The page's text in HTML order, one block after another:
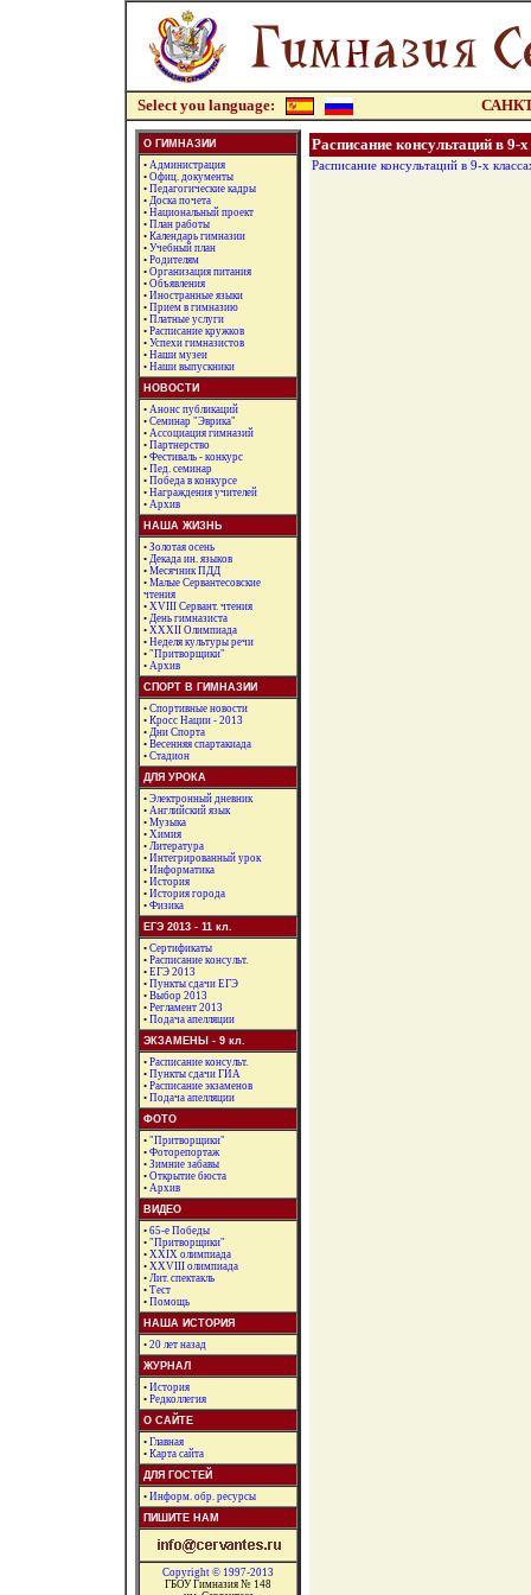
Select you language:
О ГИМНАЗИИ
• Администрация
• Офиц. документы
• Педагогические кадры
• Доска почета
• Национальный проект
• План работы
• Календарь гимназии
• Учебный план
• Родителям
• Организация питания
• Объявления
• Иностранные языки
• Прием в гимназию
• Платные услуги
• Расписание кружков
• Успехи гимназистов
• Наши музеи
• Наши выпускники
НОВОСТИ
• Анонс публикаций
• Семинар "Эврика"
• Ассоциация гимназий
• Партнерство
• Фестиваль - конкурс
• Пед. семинар
• Победа в конкурсе
• Награждения учителей
• Архив
НАША ЖИЗНЬ
• Золотая осень
• Декада ин. языков
• Месячник ПДД
• Малые Сервантесовские
чтения
• XVIII Сервант. чтения
• День гимназиста
• ХХХII Олимпиада
• Неделя культуры речи
• "Притворщики"
• Архив
СПОРТ В ГИМНАЗИИ
• Спортивные новости
• Кросс Нации - 2013
• Дни Спорта
• Весенняя спартакиада
• Стадион
ДЛЯ УРОКА
• Электронный дневник
• Английский язык
• Музыка
• Химия
• Литература
• Интегрированный урок
• Информатика
• История
• История города
• Физика
ЕГЭ 2013 - 11 кл.
• Сертификаты
• Расписание консульт.
• ЕГЭ 2013
• Пункты сдачи ЕГЭ
• Выбор 2013
• Регламент 2013
• Подача апелляции
ЭКЗАМЕНЫ - 9 кл.
• Расписание консульт.
• Пункты сдачи ГИА
• Расписание экзаменов
• Подача апелляции
ФОТО
• "Притворщики"
• Фоторепортаж
• Зимние забавы
• Открытие бюста
• Архив
ВИДЕО
• 65-е Победы
• "Притворщики"
• XXIX олимпиада
• XXVIII олимпиада
• Лит. спектакль
• Тест
• Помощь
НАША ИСТОРИЯ
• 20 лет назад
ЖУРНАЛ
• История
• Редколлегия
О САЙТЕ
• Главная
• Карта сайта
ДЛЯ ГОСТЕЙ
• Информ. обр. ресурсы
ПИШИТЕ НАМ
Copyright © 1997-2013
ГБОУ Гимназия № 148
Расписание консультаций в 9-
Расписание консультаций в 9-х